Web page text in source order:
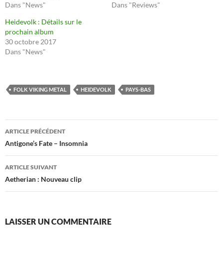
Dans "News"
Dans "Reviews"
Heidevolk : Détails sur le
prochain album
30 octobre 2017
Dans "News"
FOLK VIKING METAL HEIDEVOLK PAYS-BAS
Navigation
des
articles
ARTICLE PRÉCÉDENT
Antigone’s Fate – Insomnia
ARTICLE SUIVANT
Aetherian : Nouveau clip
LAISSER UN COMMENTAIRE